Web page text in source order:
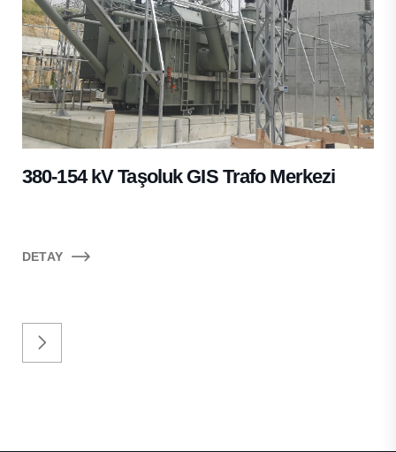
380-154 kV Taşoluk GIS Trafo Merkezi
DETAY